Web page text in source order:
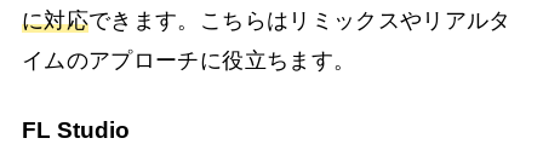
に対応できます。こちらはリミックスやリアルタ
イムのアプローチに役立ちます。
FL Studio